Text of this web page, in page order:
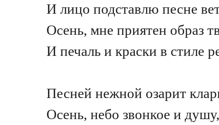
И лицо подставлю песне
Осень, мне приятен образ
И печаль и краски в стиле
Песней нежной озарит
Осень, небо звонкое и